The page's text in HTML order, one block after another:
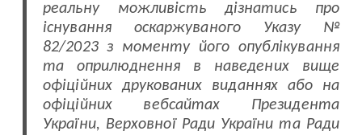
реальну можливість дізнатись про
існування оскаржуваного Указу №
82/2023 з моменту його опублікування
та оприлюднення в наведених вище
офіційних друкованих виданнях або на
офіційних вебсайтах Президента
України, Верховної Ради України та Ради